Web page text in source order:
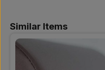
Similar Items